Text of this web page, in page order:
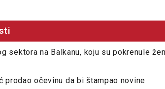
sektora na Balkanu, koju su pokrenule
prodao očevinu da bi štampao novine